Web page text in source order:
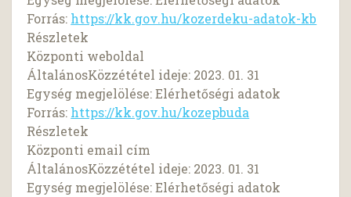
Forrás: https://kk.gov.hu/kozerdeku-adatok-kb
Részletek
Központi weboldal
ÁltalánosKözzététel ideje: 2023. 01. 31
Egység megjelölése: Elérhetőségi adatok
Forrás: https://kk.gov.hu/kozepbuda
Részletek
Központi email cím
ÁltalánosKözzététel ideje: 2023. 01. 31
Egység megjelölése: Elérhetőségi adatok